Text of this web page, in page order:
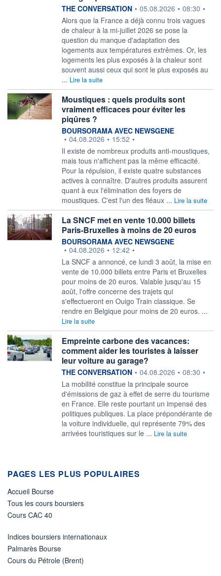
information fournie par
THE CONVERSATION • 05.08.2026 • 08:30 •
Alors que la France a déjà connu trois vagues
de chaleur à la mi-juillet 2026 se pose la
question du manque d'adaptation des
logements aux températures extrêmes. Or, les
logements les plus exposés à la chaleur sont
souvent aussi ceux qui sont le plus exposés au
... Lire la suite
Moustiques : quels produits sont
vraiment efficaces pour éviter les
piqûres ?
information fournie par
BOURSORAMA AVEC NEWSGENE
• 04.08.2026 • 15:52 •
Il existe de nombreux produits anti-moustiques,
mais tous n'affichent pas la même efficacité.
Pour la répulsion, il existe quatre substances
actives à connaître. D'autres produits assurent
quant à eux l'élimination des foyers de
moustiques. C'est l'un des fléaux ... Lire la suite
La SNCF met en vente 10.000 billets
Paris-Bruxelles à moins de 20 euros
information fournie par
BOURSORAMA AVEC NEWSGENE
• 04.08.2026 • 12:42 •
La SNCF a annoncé, ce lundi 3 août, la mise en
vente de 10.000 billets entre Paris et Bruxelles
pour moins de 20 euros. Valable jusqu'au 15
août, l'offre concerne des trajets qui
s'effectueront en Ouigo Train classique. Se
rendre en Belgique pour moins de 20 euros. ...
Lire la suite
Empreinte carbone des vacances:
comment aider les touristes à laisser
leur voiture au garage?
information fournie par
THE CONVERSATION • 04.08.2026 • 08:30 •
La mobilité constitue la principale source
d'émissions de gaz à effet de serre du tourisme
en France. Elle reste pourtant un impensé des
politiques publiques. La place prépondérante de
la voiture individuelle, qui représente 79% des
arrivées touristiques sur le ... Lire la suite
PAGES LES PLUS POPULAIRES
Accueil Bourse
Tous les cours boursiers
Cours CAC 40
Indices boursiers internationaux
Palmarès Bourse
Cours du Pétrole (Brent)